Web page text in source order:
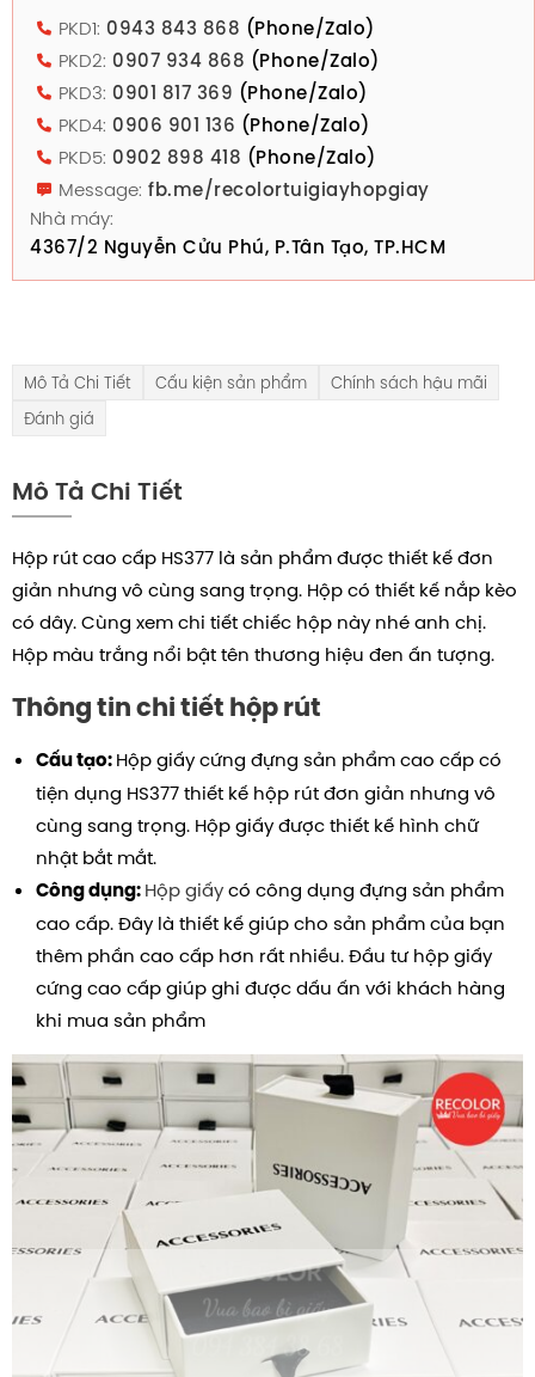
PKD1: 0943 843 868 (Phone/Zalo)
PKD2: 0907 934 868 (Phone/Zalo)
PKD3: 0901 817 369 (Phone/Zalo)
PKD4: 0906 901 136 (Phone/Zalo)
PKD5: 0902 898 418 (Phone/Zalo)
Message: fb.me/recolortuigiayhopgiay
Nhà máy:
4367/2 Nguyễn Cửu Phú, P.Tân Tạo, TP.HCM
Mô Tả Chi Tiết Cấu kiện sản phẩm
Chính sách hậu mãi
Đánh giá
Mô Tả Chi Tiết
Hộp rút cao cấp HS377 là sản phẩm được thiết kế đơn
giản nhưng vô cùng sang trọng. Hộp có thiết kế nắp kèo
có dây.Cùng xem chi tiết chiếc hộp này nhé anh chị.
Hộp màu trắng nổi bật tên thương hiệu đen ấn tượng.
Thông tin chi tiết hộp rút
Cấu tạo: Hộp giấy cứng đựng sản phẩm cao cấp có
tiện dụng HS377 thiết kế hộp rút đơn giản nhưng vô
cùng sang trọng. Hộp giấy được thiết kế hình chữ
nhật bắt mắt.
Công dụng: Hộp giấycó công dụng đựng sản phẩm
cao cấp. Đây là thiết kế giúp cho sản phẩm của bạn
thêm phần cao cấp hơn rất nhiều. Đầu tư hộp giấy
cứng cao cấp giúp ghi được dấu ấn với khách hàng
khi mua sản phẩm